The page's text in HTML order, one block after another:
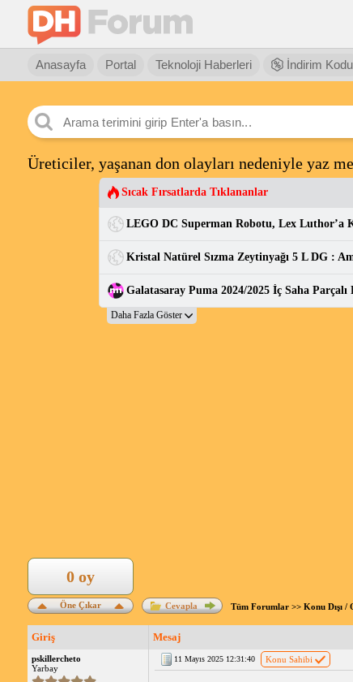
Anasayfa Portal Teknoloji Haberleri İndirim Kodu
Üreticiler, yaşanan don olayları nedeniyle yaz
Sıcak Fırsatlarda Tıklananlar
Kristal Natürel Sızma Zeytinyağı 5 L DG :
Öne Çıkar
0 oy
Cevapla Tüm Forumlar>> Konu Dışı /
Giriş Mesaj
pskillercheto
Yarbay
11 Mayıs 2025 12:31:40 Konu Sahibi